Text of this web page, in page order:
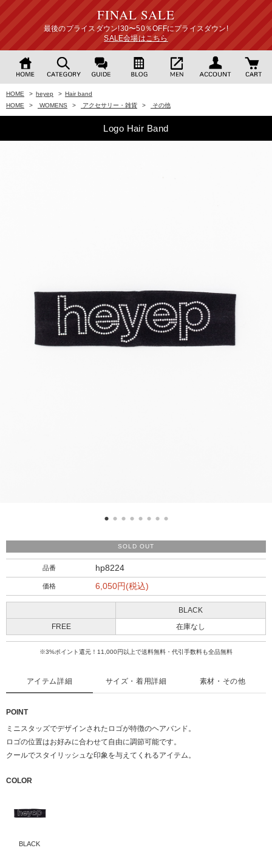
FINAL SALE
最後のプライスダウン!30〜50％OFFにプライスダウン!
SALE会場はこちら
HOME > heyep > Hair band
HOME
> WOMENS > アクセサリー・雑貨 > その他
Logo Hair Band
SOLD OUT
品番 hp8224
価格 6,050円(税込)
BLACK
FREE
在庫なし
※3%ポイント還元！11,000円以上で送料無料・代引手数料も全品無料
アイテム詳細
POINT
ミニスタッズでデザインされたロゴが特徴のヘアバンド。
ロゴの位置はお好みに合わせて自由に調節可能です。
クールでスタイリッシュな印象を与えてくれるアイテム。
COLOR
BLACK
サイズ・着用詳細 素材・その他